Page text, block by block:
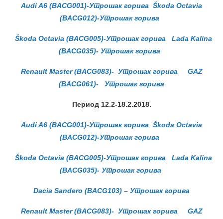
Audi A6 (BACG001)-Утрошак горива Škoda Octavia
(BACG012)-Утрошак горива
Škoda Octavia (BACG005)-Утрошак горива
Lada Kalina
(BACG035)- Утрошак горива
Renault Master (BACG083)- Утрошак горива
GAZ
(BACG061)- Утрошак горива
Период 12.2-18.2.2018.
Audi A6 (BACG001)-Утрошак горива Škoda Octavia
(BACG012)-Утрошак горива
Škoda Octavia (BACG005)-Утрошак горива
Lada Kalina
(BACG035)- Утрошак горива
Dacia Sandero (BACG103) – Утрошак горива
Renault Master (BACG083)- Утрошак горива
GAZ